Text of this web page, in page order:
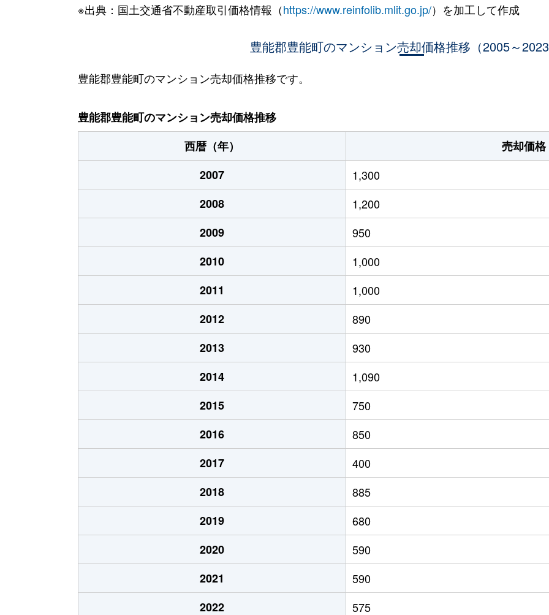
※出典：国土交通省不動産取引価格情報（https://www.reinfolib.mlit.go.jp/）を加工して作成
豊能郡豊能町のマンション売却価格推移（2005～
豊能郡豊能町のマンション売却価格推移です。
豊能郡豊能町のマンション売却価格推移
西暦（年）
売却価
2007
1,300
2008
1,200
2009
950
2010
1,000
2011
1,000
2012
890
2013
930
2014
1,090
2015
750
2016
850
2017
400
2018
885
2019
680
2020
590
2021
590
2022
575